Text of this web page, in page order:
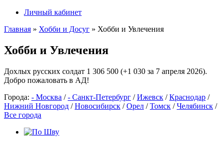
Личный кабинет
Главная » Хобби и Досуг » Хобби и Увлечения
Хобби и Увлечения
Дохлых русских солдат 1 306 500 (+1 030 за 7 апреля 2026).
Добро пожаловать в АД!
Города: - Москва /- Санкт-Петербург /Ижевск /Краснодар /
Нижний Новгород /Новосибирск /Орел /Томск /Челябинск /
Все города